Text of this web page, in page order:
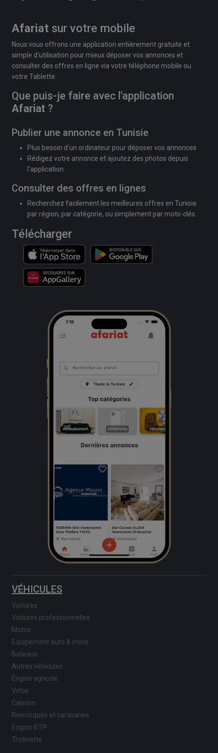
Afariat sur votre mobile
Nous vous offrons une application entièrement gratuite et
simple d'utilisation pour mieux déposer vos annonces et
consulter des offres en ligne via votre téléphone mobile ou
votre Tablette.
Que puis-je faire avec l'application
Afariat ?
Publier une annonce en Tunisie
Plus besoin d'un ordinateur pour déposer vos annonces
Rédigez votre annonce et ajoutez des photos depuis
l'application
Consulter des offres en lignes
Recherchez facilement les meilleures offres en Tunisie
par région, par catégorie, ou simplement par mots-clés.
Télécharger
VÉHICULES
Voitures
Voitures professionnelles
Motos
Equipement auto & moto
Bateaux
Autres véhicules
Engins agricole
Vélos
Camion
Remorques et caravanes
Engins BTP
Trotinette